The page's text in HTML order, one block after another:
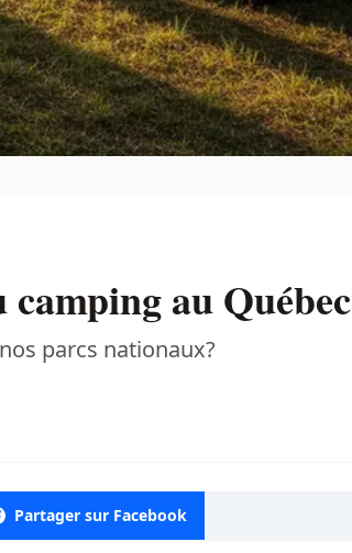
au Québec
parcs nationaux?
Partager sur Facebook